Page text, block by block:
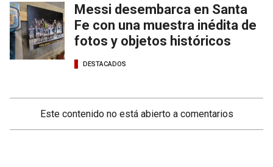
Messi desembarca en Santa
Fe con una muestra inédita de
fotos y objetos históricos
DESTACADOS
Este contenido no está abierto a comentarios